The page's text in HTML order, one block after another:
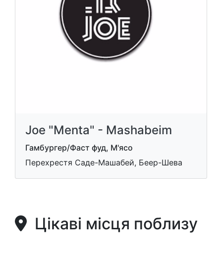
Joe "Menta" - Mashabeim
Гамбургер/Фаст фуд, М'ясо
Перехрестя Саде-Машабей, Беер-Шева
Цікаві місця поблизу